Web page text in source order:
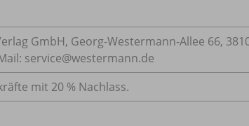
GmbH, Georg-Westermann-Allee 66,
service@westermann.de
mit 20 % Nachlass.